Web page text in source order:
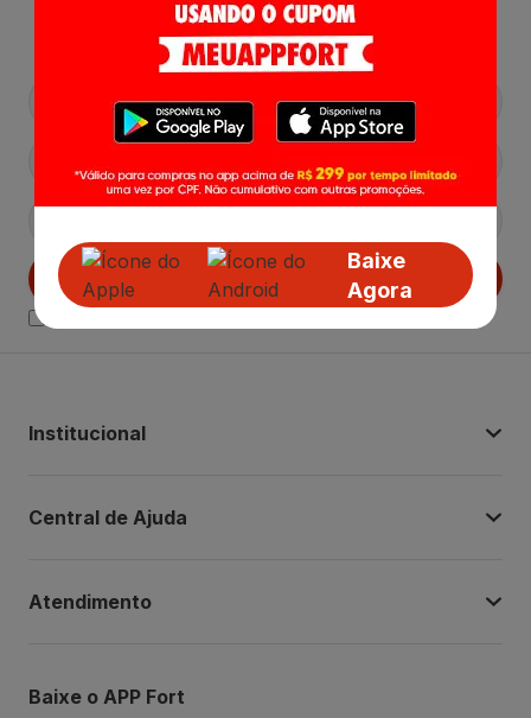
Baixe
Agora
Lançamentos e Promoções!
Cadastrar
Institucional
Central de Ajuda
Atendimento
Baixe o APP Fort